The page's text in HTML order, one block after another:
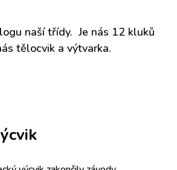
naší třídy. Je nás 12 kluků
tělocvik a výtvarka.